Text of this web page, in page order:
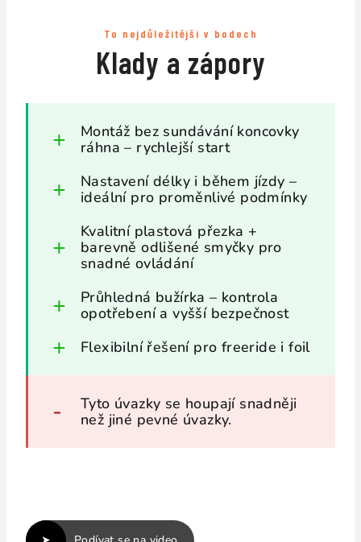
To nejdůležitější v bodech
Klady a zápory
Montáž bez sundávání koncovky
ráhna – rychlejší start
Nastavení délky i během jízdy –
ideální pro proměnlivé podmínky
Kvalitní plastová přezka +
barevně odlišené smyčky pro
snadné ovládání
Průhledná bužírka – kontrola
opotřebení a vyšší bezpečnost
Flexibilní řešení pro freeride i foil
Tyto úvazky se houpají snadněji
než jiné pevné úvazky.